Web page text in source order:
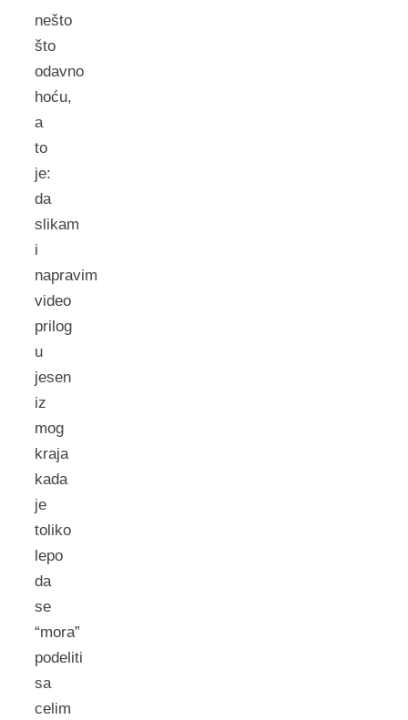
nešto
što
odavno
hoću,
a
to
je:
da
slikam
i
napravim
video
prilog
u
jesen
iz
mog
kraja
kada
je
toliko
lepo
da
se
“mora”
podeliti
sa
celim